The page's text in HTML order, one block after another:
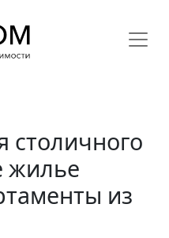
столичного
жилье
из